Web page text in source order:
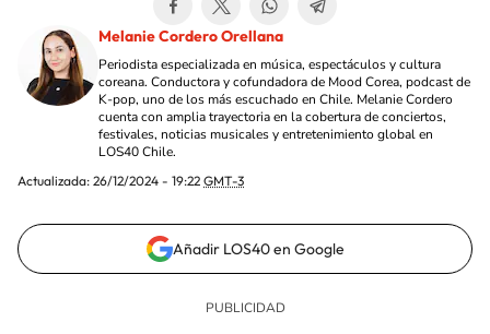
Melanie Cordero Orellana
Periodista especializada en música, espectáculos y cultura
coreana. Conductora y cofundadora de Mood Corea, podcast de
K-pop, uno de los más escuchado en Chile. Melanie Cordero
cuenta con amplia trayectoria en la cobertura de conciertos,
festivales, noticias musicales y entretenimiento global en
LOS40 Chile.
Actualizada: 26/12/2024 - 19:22 GMT-3
Añadir LOS40 en Google